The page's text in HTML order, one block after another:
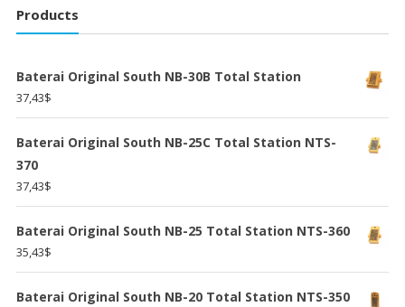
Products
Baterai Original South NB-30B Total Station
37,43$
Baterai Original South NB-25C Total Station NTS-
370
37,43$
Baterai Original South NB-25 Total Station NTS-360
35,43$
Baterai Original South NB-20 Total Station NTS-350